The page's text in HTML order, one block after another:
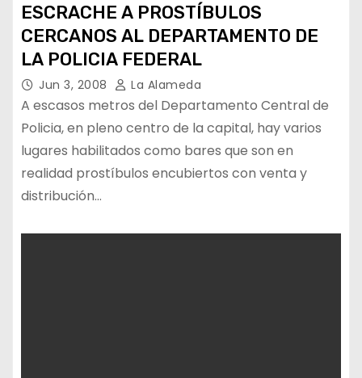
ESCRACHE A PROSTÍBULOS
CERCANOS AL DEPARTAMENTO DE
LA POLICIA FEDERAL
Jun 3, 2008 La Alameda
A escasos metros del Departamento Central de
Policia, en pleno centro de la capital, hay varios
lugares habilitados como bares que son en
realidad prostíbulos encubiertos con venta y
distribución…